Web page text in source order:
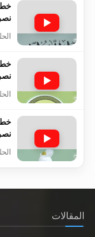
نصره
الحلقة
نصره
الحلقة
نصره
الحلقة
المقالات